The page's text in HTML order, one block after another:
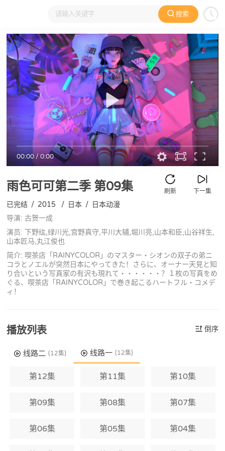
搜索
大家在看 日本动漫 国产动漫 欧美动漫 动漫电影
00:00/0:00
雨色可可第二季第09集 下一集
刷新
已完结 / 2015 / 日本 / 日本动漫
导演: 古贺一成
演员: 下野纮,绿川光,宫野真守,平川大辅,堀川亮,山本和臣,山谷祥生,
山本匠马,丸江俊也
简介: 喫茶店「RAINYCOLOR」のマスター・シオンの双子の弟ニ
コラとノエルが突然日本にやってきた！さらに、オーナー天見と知
り合いという写真家の有沢も現れて・・・・・・？１枚の写真をめ
ぐる、喫茶店「RAINYCOLOR」で巻き起こるハートフル・コメデ
ィ！
播放列表 倒序
线路二 (12集) 线路一 (12集)
第12集 第11集 第10集
第09集 第08集 第07集
第06集 第05集 第04集